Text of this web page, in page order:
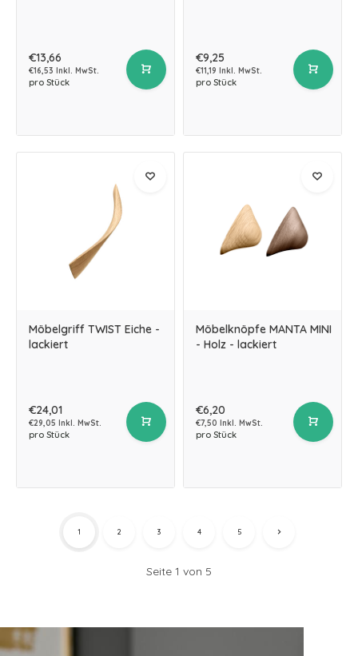
€13,66
€16,53 Inkl. MwSt.
pro Stück
€9,25
€11,19 Inkl. MwSt.
pro Stück
Möbelgriff TWIST Eiche -
lackiert
€24,01
€29,05 Inkl. MwSt.
pro Stück
Möbelknöpfe MANTA MINI
- Holz - lackiert
€6,20
€7,50 Inkl. MwSt.
pro Stück
Seite 1 von 5
1 2 3 4 5